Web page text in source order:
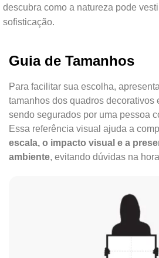
descubra como a natureza pode
sofisticação.
Guia de Tamanhos
Para facilitar sua escolha,
tamanhos dos quadros decorativos
sendo segurados por uma pessoa
Essa referência visual ajuda a
escala, o impacto visual e a
ambiente, evitando dúvidas na